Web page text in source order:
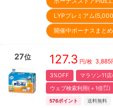
LYPプレミアム
開催中ボーナスまと
27位 127.3 円/枚 3,885
3%OFF マラソン11
ウェブ検索利用(＋1倍㌽)
576ポイント 送料無料